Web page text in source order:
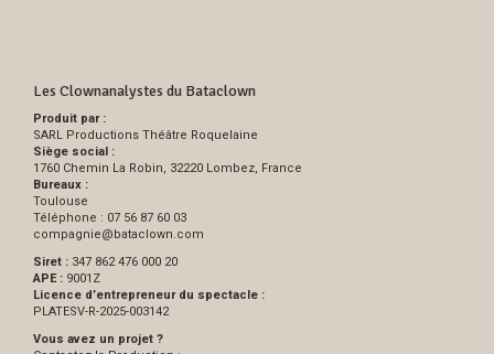
Les Clownanalystes du Bataclown
Produit par :
SARL Productions Théâtre Roquelaine
Siège social :
1760 Chemin La Robin, 32220 Lombez, France
Bureaux :
Toulouse
Téléphone : 07 56 87 60 03
compagnie@ bataclown.com
Siret : 347 862 476 000 20
APE : 9001Z
Licence d’entrepreneur du spectacle :
PLATESV-R-2025-003142
Vous avez un projet ?